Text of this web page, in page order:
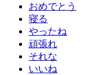
おめでとう
寝る
やったね
頑張れ
それな
いいね